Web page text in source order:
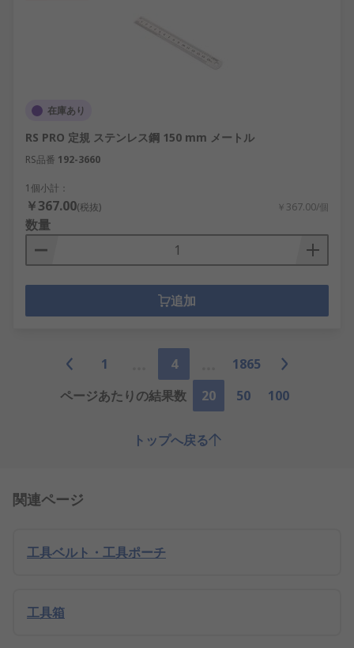
在庫あり
RS PRO 定規 ステンレス鋼 150 mm メートル
RS品番 192-3660
1個小計：
￥367.00(税抜) ￥367.00/個
数量
追加
1 4
1865
ページあたりの結果数
20 50 100
トップへ戻る
関連ページ
工具ベルト・工具ポーチ
工具箱